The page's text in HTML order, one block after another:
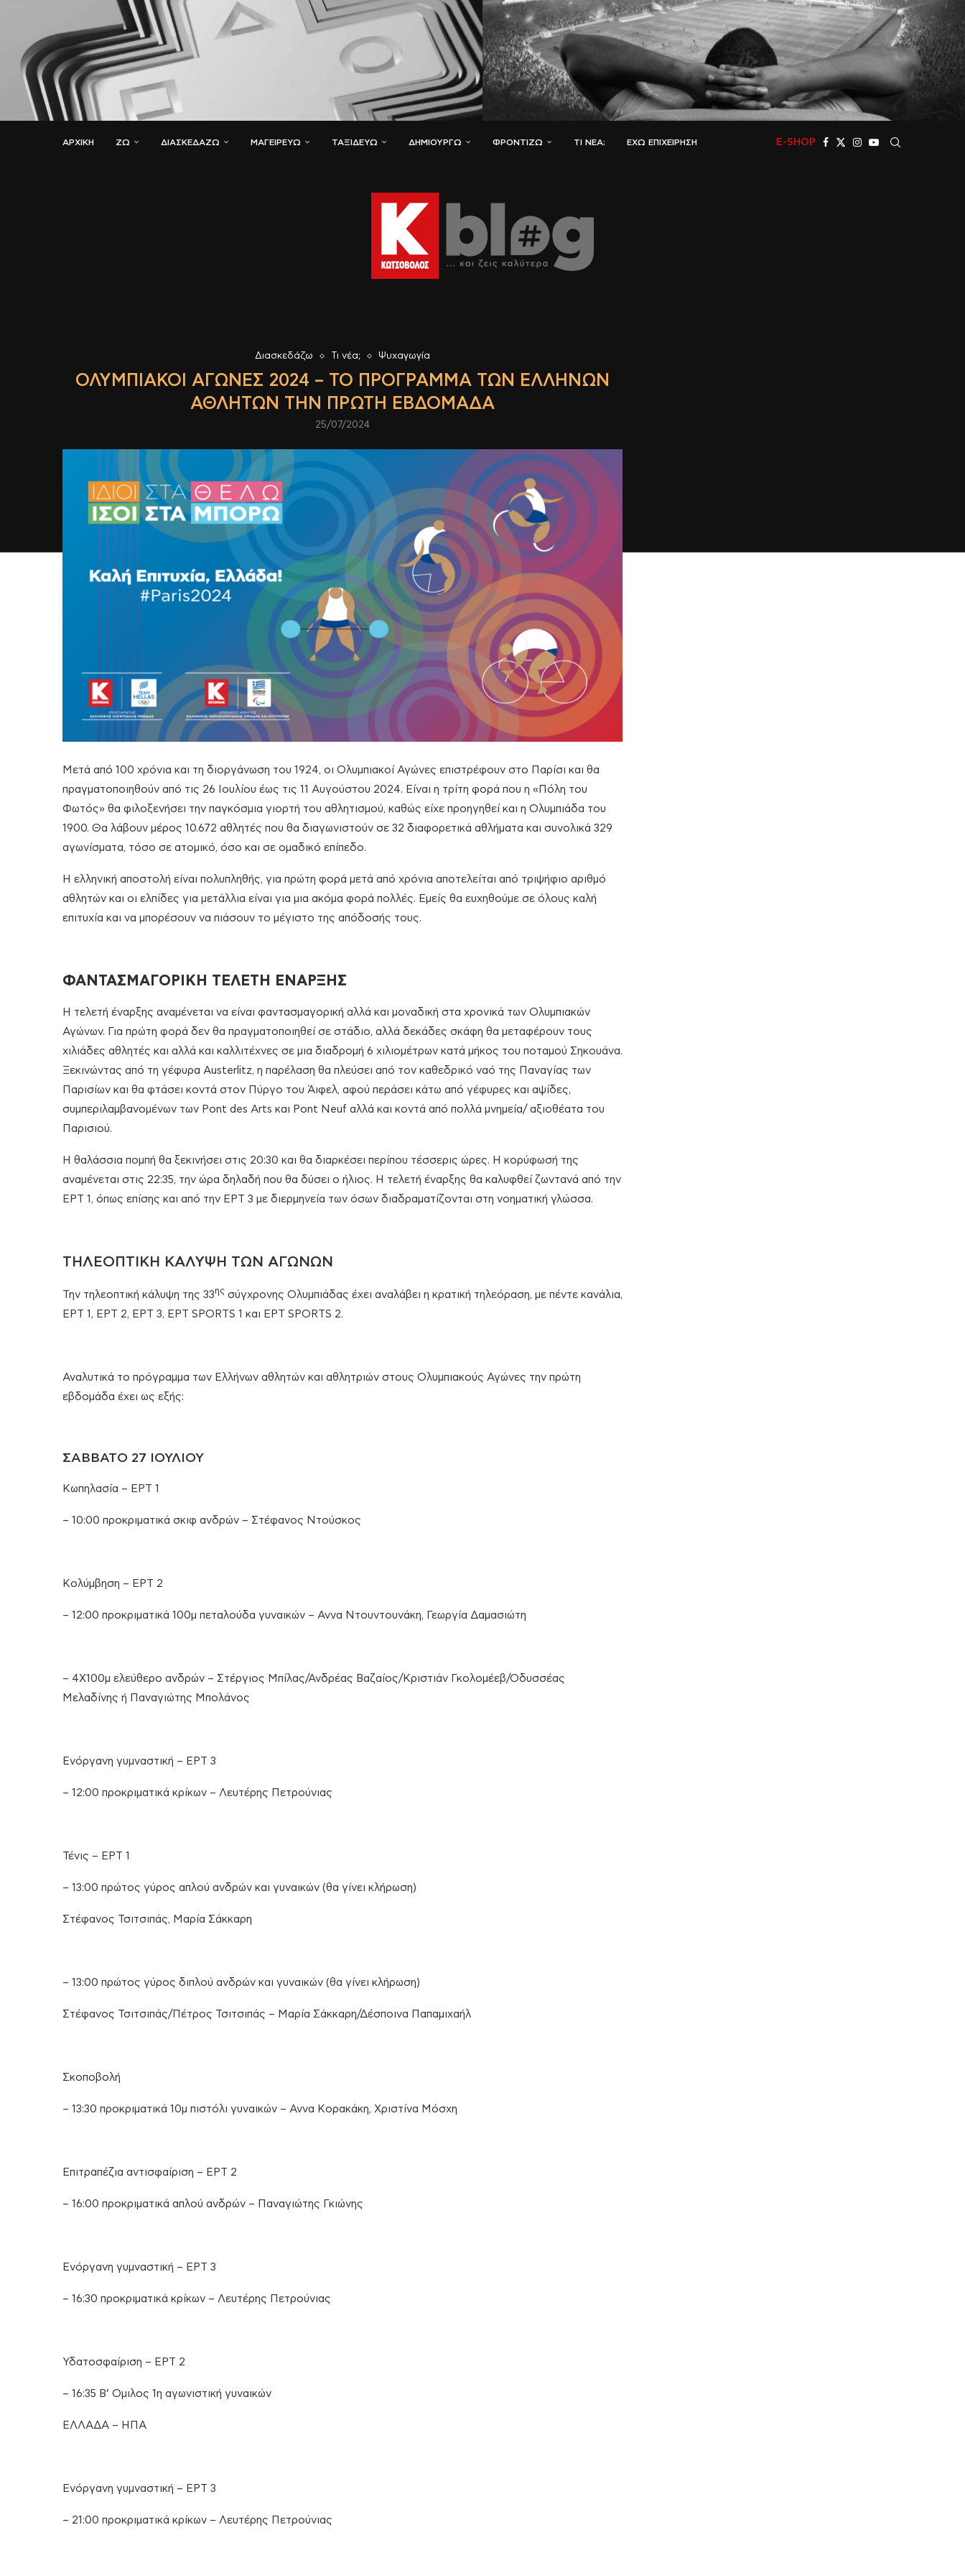
ΑΡΧΙΚΗ ΖΏ ΔΙΑΣΚΕΔΆΖΩ ΜΑΓΕΙΡΕΎΩ ΤΑΞΙΔΕΎΩ ΔΗΜΙΟΥΡΓΏ ΦΡΟΝΤΊΖΩ ΤΙ ΝΈΑ; ΈΧΩ ΕΠΙΧΕΊΡΗΣΗ E-SHOP
Διασκεδάζω Τι νέα; Ψυχαγωγία
ΟΛΥΜΠΙΑΚΟΙ ΑΓΩΝΕΣ 2024 – ΤΟ ΠΡΟΓΡΑΜΜΑ ΤΩΝ ΕΛΛΗΝΩΝ
ΑΘΛΗΤΩΝ ΤΗΝ ΠΡΩΤΗ ΕΒΔΟΜΑΔΑ
25/07/2024
Μετά από 100 χρόνια και τη διοργάνωση του 1924, οι Ολυμπιακοί Αγώνες επιστρέφουν στο Παρίσι και θα
πραγματοποιηθούν από τις 26 Ιουλίου έως τις 11 Αυγούστου 2024. Είναι η τρίτη φορά που η «Πόλη του
Φωτός» θα φιλοξενήσει την παγκόσμια γιορτή του αθλητισμού, καθώς είχε προηγηθεί και η Ολυμπιάδα του
1900. Θα λάβουν μέρος 10.672 αθλητές που θα διαγωνιστούν σε 32 διαφορετικά αθλήματα και συνολικά 329
αγωνίσματα, τόσο σε ατομικό, όσο και σε ομαδικό επίπεδο.
Η ελληνική αποστολή είναι πολυπληθής, για πρώτη φορά μετά από χρόνια αποτελείται από τριψήφιο αριθμό
αθλητών και οι ελπίδες για μετάλλια είναι για μια ακόμα φορά πολλές. Εμείς θα ευχηθούμε σε όλους καλή
επιτυχία και να μπορέσουν να πιάσουν το μέγιστο της απόδοσής τους.
ΦΑΝΤΑΣΜΑΓΟΡΙΚΗ ΤΕΛΕΤΗ ΕΝΑΡΞΗΣ
Η τελετή έναρξης αναμένεται να είναι φαντασμαγορική αλλά και μοναδική στα χρονικά των Ολυμπιακών
Αγώνων. Για πρώτη φορά δεν θα πραγματοποιηθεί σε στάδιο, αλλά δεκάδες σκάφη θα μεταφέρουν τους
χιλιάδες αθλητές και αλλά και καλλιτέχνες σε μια διαδρομή 6 χιλιομέτρων κατά μήκος του ποταμού Σηκουάνα.
Ξεκινώντας από τη γέφυρα Austerlitz, η παρέλαση θα πλεύσει από τον καθεδρικό ναό της Παναγίας των
Παρισίων και θα φτάσει κοντά στον Πύργο του Άιφελ, αφού περάσει κάτω από γέφυρες και αψίδες,
συμπεριλαμβανομένων των Pont des Arts και Pont Neuf αλλά και κοντά από πολλά μνημεία/ αξιοθέατα του
Παρισιού.
Η θαλάσσια πομπή θα ξεκινήσει στις 20:30 και θα διαρκέσει περίπου τέσσερις ώρες. Η κορύφωσή της
αναμένεται στις 22:35, την ώρα δηλαδή που θα δύσει ο ήλιος. Η τελετή έναρξης θα καλυφθεί ζωντανά από την
ΕΡΤ 1, όπως επίσης και από την ΕΡΤ 3 με διερμηνεία των όσων διαδραματίζονται στη νοηματική γλώσσα.
ΤΗΛΕΟΠΤΙΚΗ ΚΑΛΥΨΗ ΤΩΝ ΑΓΩΝΩΝ
Την τηλεοπτική κάλυψη της 33ης σύγχρονης Ολυμπιάδας έχει αναλάβει η κρατική τηλεόραση, με πέντε κανάλια,
ΕΡΤ 1, ΕΡΤ 2, ΕΡΤ 3, ΕΡΤ SPORTS 1 και ΕΡΤ SPORTS 2.
Αναλυτικά το πρόγραμμα των Ελλήνων αθλητών και αθλητριών στους Ολυμπιακούς Αγώνες την πρώτη
εβδομάδα έχει ως εξής:
ΣΑΒΒΑΤΟ 27 ΙΟΥΛΙΟΥ
Kωπηλασία – ΕΡΤ 1
– 10:00 προκριματικά σκιφ ανδρών – Στέφανος Ντούσκος
Κολύμβηση – ΕΡΤ 2
– 12:00 προκριματικά 100μ πεταλούδα γυναικών – Αννα Ντουντουνάκη, Γεωργία Δαμασιώτη
– 4Χ100μ ελεύθερο ανδρών – Στέργιος Μπίλας/Ανδρέας Βαζαίος/Κριστιάν Γκολομέεβ/Οδυσσέας
Μελαδίνης ή Παναγιώτης Μπολάνος
Ενόργανη γυμναστική – ΕΡΤ 3
– 12:00 προκριματικά κρίκων – Λευτέρης Πετρούνιας
Τένις – ΕΡΤ 1
– 13:00 πρώτος γύρος απλού ανδρών και γυναικών (θα γίνει κλήρωση)
Στέφανος Τσιτσιπάς, Μαρία Σάκκαρη
– 13:00 πρώτος γύρος διπλού ανδρών και γυναικών (θα γίνει κλήρωση)
Στέφανος Τσιτσιπάς/Πέτρος Τσιτσιπάς – Μαρία Σάκκαρη/Δέσποινα Παπαμιχαήλ
Σκοποβολή
– 13:30 προκριματικά 10μ πιστόλι γυναικών – Αννα Κορακάκη, Χριστίνα Μόσχη
Επιτραπέζια αντισφαίριση – ΕΡΤ 2
– 16:00 προκριματικά απλού ανδρών – Παναγιώτης Γκιώνης
Ενόργανη γυμναστική – ΕΡΤ 3
– 16:30 προκριματικά κρίκων – Λευτέρης Πετρούνιας
Υδατοσφαίριση – ΕΡΤ 2
– 16:35 Β’ Ομιλος 1η αγωνιστική γυναικών
ΕΛΛΑΔΑ – ΗΠΑ
Ενόργανη γυμναστική – ΕΡΤ 3
– 21:00 προκριματικά κρίκων – Λευτέρης Πετρούνιας